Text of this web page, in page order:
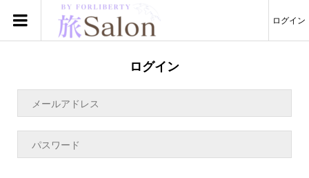
ログイン
ログイン